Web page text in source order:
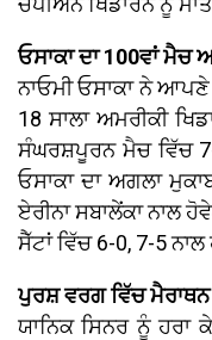
ਓਸਾਕਾ ਦਾ 100ਵਾਂ ਮੈਚ
ਨਾਓਮੀ ਓਸਾਕਾ ਨੇ
18 ਸਾਲਾ ਅਮਰੀਕੀ
ਸੰਘਰਸ਼ਪੂਰਨ ਮੈਚ ਵਿੱਚ
ਓਸਾਕਾ ਦਾ ਅਗਲਾ
ਏਰੀਨਾ ਸਬਾਲੇਂਕਾ ਨਾਲ
ਸੈੱਟਾਂ ਵਿੱਚ 6-0, 7-5
ਪੁਰਸ਼ ਵਰਗ ਵਿੱਚ
ਯਾਨਿਕ ਸਿਨਰ ਨੂੰ